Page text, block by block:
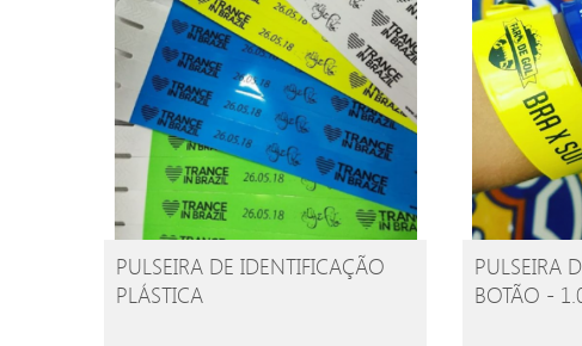
PULSEIRA DE IDENTIFICAÇÃO
PLÁSTICA
PULSEIRA
BOTÃO -